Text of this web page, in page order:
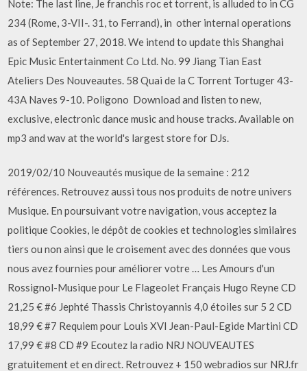
Note: The last line, Je franchis roc et torrent, is alluded to in CG
234 (Rome, 3-VII-. 31, to Ferrand), in other internal operations
as of September 27, 2018. We intend to update this Shanghai
Epic Music Entertainment Co Ltd. No. 99 Jiang Tian East
Ateliers Des Nouveautes. 58 Quai de la C Torrent Tortuger 43-
43A Naves 9-10. Poligono Download and listen to new,
exclusive, electronic dance music and house tracks. Available on
mp3 and wav at the world's largest store for DJs.
2019/02/10 Nouveautés musique de la semaine : 212
références. Retrouvez aussi tous nos produits de notre univers
Musique. En poursuivant votre navigation, vous acceptez la
politique Cookies, le dépôt de cookies et technologies similaires
tiers ou non ainsi que le croisement avec des données que vous
nous avez fournies pour améliorer votre … Les Amours d'un
Rossignol-Musique pour Le Flageolet Français Hugo Reyne CD
21,25 € #6 Jephté Thassis Christoyannis 4,0 étoiles sur 5 2 CD
18,99 € #7 Requiem pour Louis XVI Jean-Paul-Egide Martini CD
17,99 € #8 CD #9 Ecoutez la radio NRJ NOUVEAUTES
gratuitement et en direct. Retrouvez + 150 webradios sur NRJ.fr